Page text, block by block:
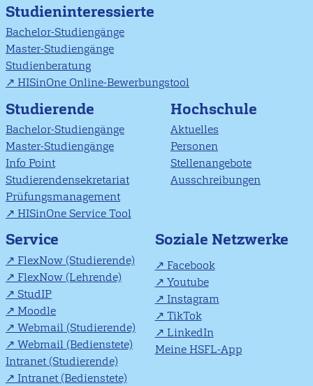
Studieninteressierte
Bachelor-Studiengänge
Master-Studiengänge
Studienberatung
HISinOne Online-Bewerbungstool
Studierende
Bachelor-Studiengänge
Master-Studiengänge
Info Point
Studierendensekretariat
Prüfungsmanagement
HISinOne Service Tool
Hochschule
Aktuelles
Personen
Stellenangebote
Ausschreibungen
Service
FlexNow (Studierende)
FlexNow (Lehrende)
StudIP
Moodle
Webmail (Studierende)
Webmail (Bedienstete)
Intranet (Studierende)
Intranet (Bedienstete)
Soziale Netzwerke
Facebook
Youtube
Instagram
TikTok
LinkedIn
Meine HSFL-App